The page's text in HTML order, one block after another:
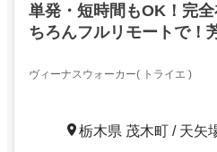
単発・短時間もOK！完
ちろんフルリモートで！
ヴィーナスウォーカー( トライエ )
栃木県 茂木町 / 天矢